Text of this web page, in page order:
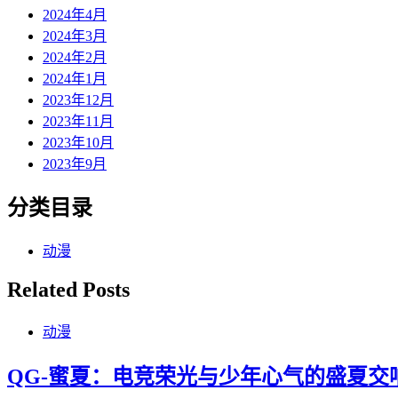
2024年4月
2024年3月
2024年2月
2024年1月
2023年12月
2023年11月
2023年10月
2023年9月
分类目录
动漫
Related Posts
动漫
QG-蜜夏：电竞荣光与少年心气的盛夏交